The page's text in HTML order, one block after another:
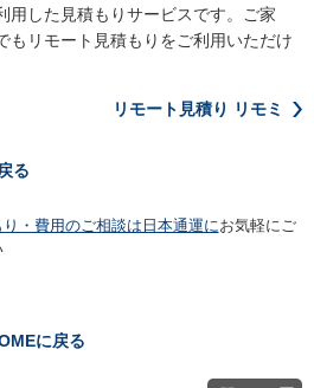
用した見積もりサービスです。ご家
もリモート見積もりをご利用いただけ
リモート見積り リモミ
る
・費用のご相談は日本通運にお気軽にご
に戻る